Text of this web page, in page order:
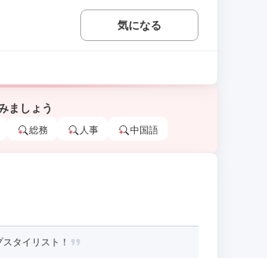
気になる
ましょう
総務 人事 中国語
タイリスト！